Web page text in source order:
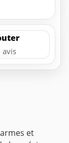
avis
et